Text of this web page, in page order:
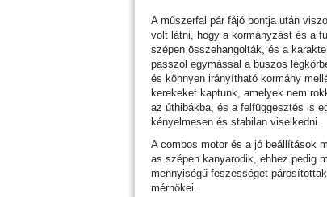
A műszerfal pár fájó pontja után
volt látni, hogy a kormányzást és a
szépen összehangolták, és a
passzol egymással a buszos
és könnyen irányítható kormány
kerekeket kaptunk, amelyek nem
az úthibákba, és a felfüggesztés is
kényelmesen és stabilan viselkedni.
A combos motor és a jó beállítások
as szépen kanyarodik, ehhez pedig
mennyiségű feszességet
mérnökei.